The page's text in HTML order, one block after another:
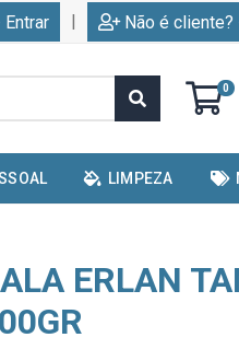
| Não é cliente?
0
LIMPEZA
ERLAN